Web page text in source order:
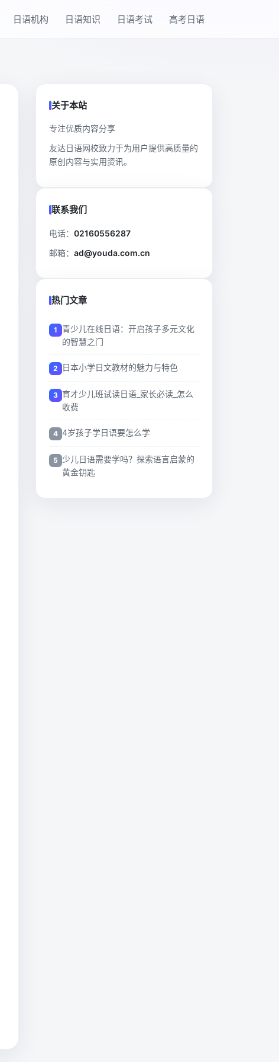
日语机构 日语知识 日语考试 高考日语
关于本站
专注优质内容分享
友达日语网校致力于为用户提供高质量的
原创内容与实用资讯。
联系我们
电话： 02160556287
邮箱： ad@youda.com.cn
热门文章
青少儿在线日语：开启孩子多元文化
的智慧之门
日本小学日文教材的魅力与特色
育才少儿班试读日语_家长必读_怎么
收费
4岁孩子学日语要怎么学
少儿日语需要学吗？探索语言启蒙的
黄金钥匙